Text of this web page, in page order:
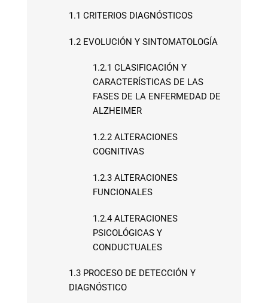
1.1 CRITERIOS DIAGNÓSTICOS
1.2 EVOLUCIÓN Y SINTOMATOLOGÍA
1.2.1 CLASIFICACIÓN Y
CARACTERÍSTICAS DE LAS
FASES DE LA ENFERMEDAD DE
ALZHEIMER
1.2.2 ALTERACIONES
COGNITIVAS
1.2.3 ALTERACIONES
FUNCIONALES
1.2.4 ALTERACIONES
PSICOLÓGICAS Y
CONDUCTUALES
1.3 PROCESO DE DETECCIÓN Y
DIAGNÓSTICO